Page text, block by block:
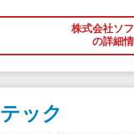
株式会社ソ
の詳細
ック